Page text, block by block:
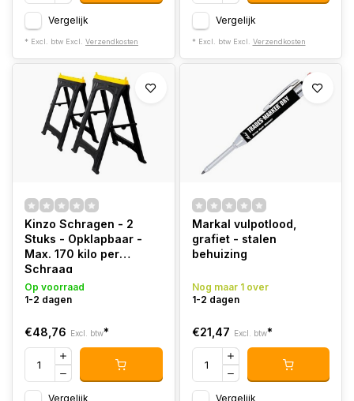
Vergelijk
* Excl. btw Excl. Verzendkosten
Vergelijk
* Excl. btw Excl. Verzendkosten
Kinzo Schragen - 2
Stuks - Opklapbaar -
Max. 170 kilo per
Schraag
Op voorraad
1-2 dagen
€48,76 Excl. btw*
Vergelijk
Markal vulpotlood,
grafiet - stalen
behuizing
Nog maar 1 over
1-2 dagen
€21,47 Excl. btw*
Vergelijk